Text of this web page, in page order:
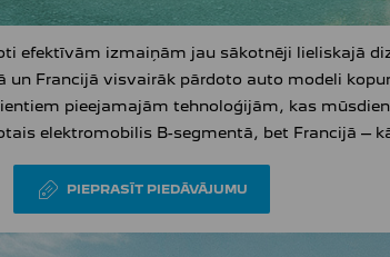
efektīvām izmaiņām jau sākotnēji lieliskajā
un Francijā visvairāk pārdoto auto modeli
pieejamajām tehnoloģijām, kas
elektromobilis B-segmentā, bet Francijā –
PIEPRASĪT PIEDĀVĀJUMU